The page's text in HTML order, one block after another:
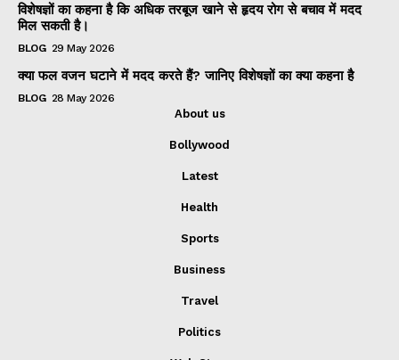
विशेषज्ञों का कहना है कि अधिक तरबूज खाने से हृदय रोग से बचाव में मदद
मिल सकती है।
BLOG 29 May 2026
क्या फल वजन घटाने में मदद करते हैं? जानिए विशेषज्ञों का क्या कहना है
BLOG 28 May 2026
About us
Bollywood
Latest
Health
Sports
Business
Travel
Politics